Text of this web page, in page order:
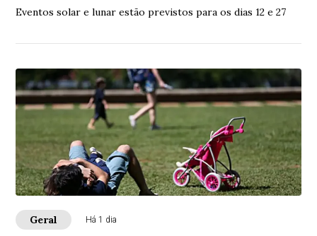
Eventos solar e lunar estão previstos para os dias 12 e 27
Geral Há 1 dia